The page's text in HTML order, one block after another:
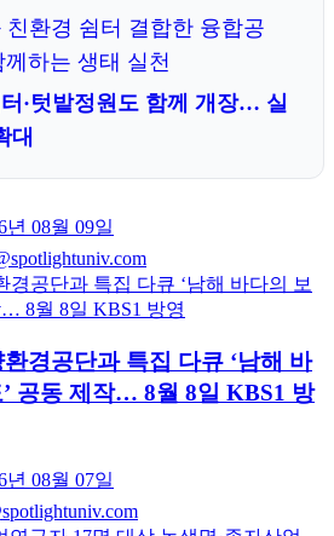
환경 쉼터 결합한 융합공
하는 생태 실천
·텃밭정원도 함께 개장… 실
대
년 08월 09일
경공단과 특집 다큐 ‘남해 바
공동 제작… 8월 8일 KBS1 방
년 08월 07일